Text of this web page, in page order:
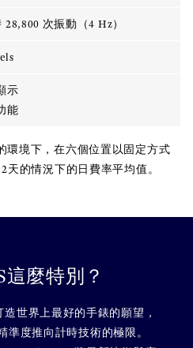
28,800 次振動（4 Hz）
示
能
環境下，在六個位置以固定方式
的情況下的日費率平均值。
麼特別？
世界上最好的手錶的願望，
準度推向計時技術的極限。